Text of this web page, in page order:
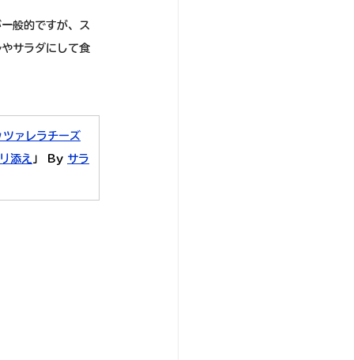
般的ですが、ス
サラダにして食
ツァレラチーズ
添え 」 By サラ